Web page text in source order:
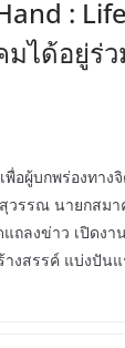
:
มได้อยู่ร่
อผู้บกพร่องทาง
รรณ นายกสมา
ถลงข่าว เปิดงา
งสรรค์ แบ่งปัน